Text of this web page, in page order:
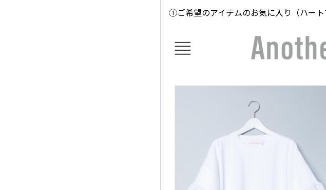
①ご希望のアイテムのお気に入り（ハー